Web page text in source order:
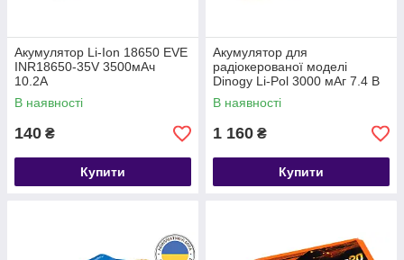
Акумулятор Li-Ion 18650 EVE
INR18650-35V 3500мАч
10.2А
В наявності
140 ₴
Купити
Акумулятор для
радіокерованої моделі
Dinogy Li-Pol 3000 мАг 7.4 В
92x29x14 мм JST-XH 25C
В наявності
1 160 ₴
Купити